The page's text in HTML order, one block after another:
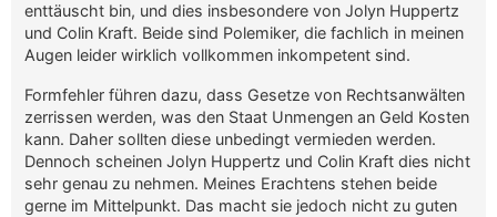
enttäuscht bin, und dies insbesondere von Jolyn Huppertz
und Colin Kraft. Beide sind Polemiker, die fachlich in meinen
Augen leider wirklich vollkommen inkompetent sind.
Formfehler führen dazu, dass Gesetze von Rechtsanwälten
zerrissen werden, was den Staat Unmengen an Geld Kosten
kann. Daher sollten diese unbedingt vermieden werden.
Dennoch scheinen Jolyn Huppertz und Colin Kraft dies nicht
sehr genau zu nehmen. Meines Erachtens stehen beide
gerne im Mittelpunkt. Das macht sie jedoch nicht zu guten